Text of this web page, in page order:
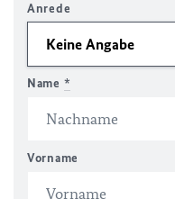
Anrede
Name *
Vorname